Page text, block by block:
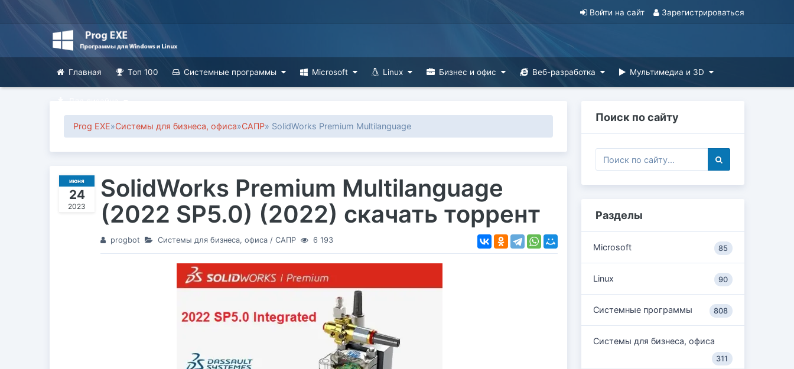
Войти на сайт Зарегистрироваться
Главная Топ 100 Системные программы Microsoft Linux Бизнес и офис Веб-разработка Мультимедиа и 3D
Prog EXE»Системы для бизнеса, офиса»САПР» SolidWorks Premium Multilanguage
июня
24
2023
SolidWorks Premium Multilanguage
(2022 SP5.0) (2022) скачать торрент
progbot Системы для бизнеса, офиса / САПР 6 193
Поиск по сайту
Разделы
Microsoft 85
Linux 90
Системные программы 808
Системы для бизнеса, офиса
311